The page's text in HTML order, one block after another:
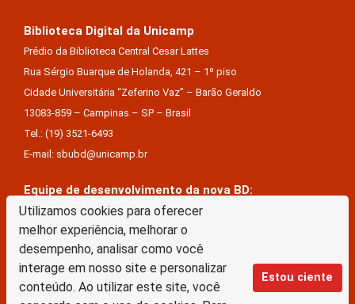
Utilizamos cookies para oferecer
melhor experiência, melhorar o
desempenho, analisar como você
interage em nosso site e personalizar
conteúdo. Ao utilizar este site, você
Estou ciente
Biblioteca Digital da Unicamp
Prédio da Biblioteca Central Cesar Lattes
Rua Sérgio Buarque de Holanda, 421 – 1º piso
Cidade Universitária “Zeferino Vaz” – Barão Geraldo
13083-859 – Campinas – SP – Brasil
Tel.: (19) 3521-6493
E-mail: sbubd@unicamp.br
Equipe de desenvolvimento da nova BD:
Keite Aparecida Duarte
Márcio Vinícius De Jesus Almeida
Saul Victor De Castro E Silva
A Biblioteca Digital da Unicamp está licenciado com uma Licença Creative Commons –